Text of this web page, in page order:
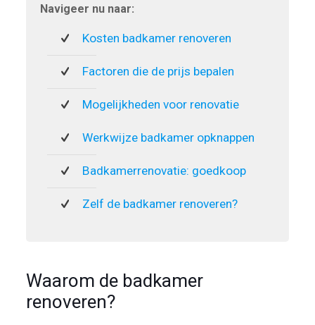
Navigeer nu naar:
Kosten badkamer renoveren
Factoren die de prijs bepalen
Mogelijkheden voor renovatie
Werkwijze badkamer opknappen
Badkamerrenovatie: goedkoop
Zelf de badkamer renoveren?
Waarom de badkamer
renoveren?